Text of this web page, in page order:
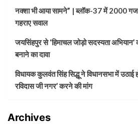
नक्शा भी आया सामने” | ब्लॉक-37 में 2000 गज
गहराए सवाल
जयसिंहपुर से ‘हिमाचल जोड़ो सदस्यता
बनाने का दावा
विधायक कुलवंत सिंह सिद्धू ने विधानसभा में उठाई
रविदास जी नगर’ करने की मांग
Archives